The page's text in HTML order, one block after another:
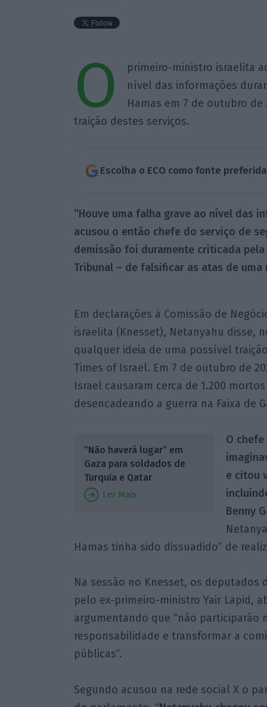
O
primeiro-ministro israelita
nível das informações
Hamas em 7 de outubro
traição destes serviços.
Escolha o ECO como fonte
“Houve uma falha grave ao nível das
acusou o então chefe do serviço de
demissão foi duramente criticada
Tribunal – de falsificar as atas de
Em declarações à Comissão de
israelita (Knesset), Netanyahu disse,
qualquer ideia de uma possível
Times of Israel. Em 7 de outubro de
Israel causaram cerca de 1.200
desencadeando a guerra na Faixa de
“Não haverá lugar” em
Gaza para soldados de
Turquia e Qatar
Ler Mais
O
e citou
Benny
Hamas tinha sido dissuadido” de
Na sessão no Knesset, os
pelo ex-primeiro-ministro Yair Lapid,
argumentando que “não participarão
responsabilidade e transformar a
públicas”.
Segundo acusou na rede social X o